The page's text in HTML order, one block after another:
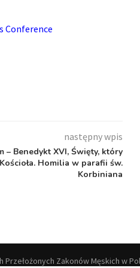
Conference
następny wpis
– Benedykt XVI, Święty, który
Homilia w parafii św.
Korbiniana
Zakonów Męskich w